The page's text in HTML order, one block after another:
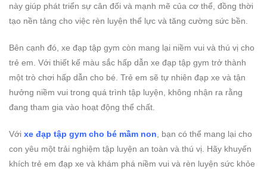
này giúp phát triển sự cân đối và mạnh mẽ của cơ thể, đồng thời
tạo nền tảng cho việc rèn luyện thể lực và tăng cường sức bền.
Bên cạnh đó, xe đạp tập gym còn mang lại niềm vui và thú vị cho
trẻ em. Với thiết kế màu sắc hấp dẫn xe đạp tập gym trở thành
một trò chơi hấp dẫn cho bé. Trẻ em sẽ tự nhiên đạp xe và tận
hưởng niềm vui trong quá trình tập luyện, không nhận ra rằng
đang tham gia vào hoạt động thể chất.
Với xe đạp tập gym cho bé mầm non , bạn có thể mang lại cho
con yêu một trải nghiệm tập luyện an toàn và thú vị. Hãy khuyến
khích trẻ em đạp xe và khám phá niềm vui và rèn luyện sức khỏe